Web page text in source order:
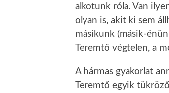
alkotunk róla. Van
olyan is, akit ki sem
másikunk (másik-
Teremtő végtelen, a
A hármas gyakorlat
Teremtő egyik